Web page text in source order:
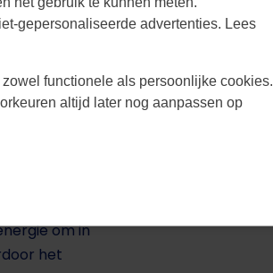
u het dak,
een
om in
het
gepersonaliseerde advertenties. Lees
functionele als persoonlijke cookies.
altijd later nog aanpassen op